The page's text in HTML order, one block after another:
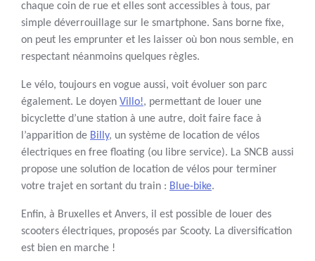
chaque coin de rue et elles sont accessibles à tous, par
simple déverrouillage sur le smartphone. Sans borne fixe,
on peut les emprunter et les laisser où bon nous semble, en
respectant néanmoins quelques règles.
Le vélo, toujours en vogue aussi, voit évoluer son parc
également. Le doyen Villo!, permettant de louer une
bicyclette d’une station à une autre, doit faire face à
l’apparition de Billy, un système de location de vélos
électriques en free floating (ou libre service). La SNCB aussi
propose une solution de location de vélos pour terminer
votre trajet en sortant du train : Blue-bike.
Enfin, à Bruxelles et Anvers, il est possible de louer des
scooters électriques, proposés par Scooty. La diversification
est bien en marche !